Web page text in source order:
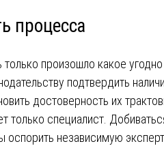
процесса
произошло какое
подтвердить
достоверность их
только специалист.
оспорить независимую